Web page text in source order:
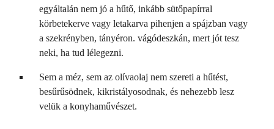
egyáltalán nem jó a hűtő, inkább sütőpapírral
körbetekerve vagy letakarva pihenjen a spájzban vagy
a szekrényben, tányéron. vágódeszkán, mert jót tesz
neki, ha tud lélegezni.
Sem a méz, sem az olívaolaj nem szereti a hűtést,
besűrűsödnek, kikristályosodnak, és nehezebb lesz
velük a konyhaművészet.